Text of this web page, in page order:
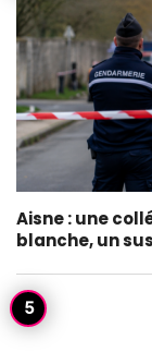
Aisne : une
blanche, un